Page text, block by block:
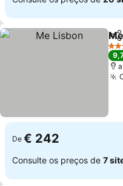
5
De € 242
Consulte os preços de 7